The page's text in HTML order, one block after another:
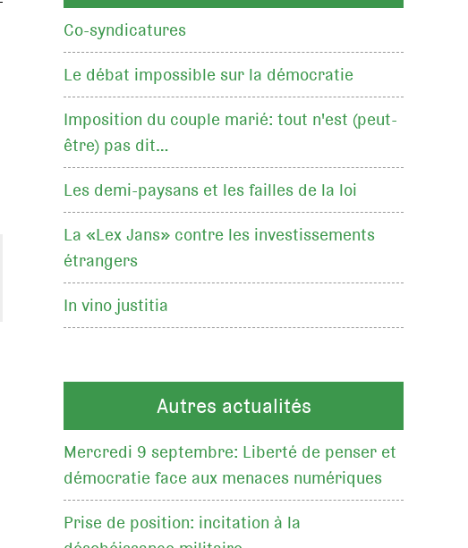
Co-syndicatures
Le débat impossible sur la démocratie
Imposition du couple marié: tout n'est (peut-
être) pas dit…
Les demi-paysans et les failles de la loi
La «Lex Jans» contre les investissements
étrangers
In vino justitia
Autres actualités
Mercredi 9 septembre: Liberté de penser et
démocratie face aux menaces numériques
Prise de position: incitation à la